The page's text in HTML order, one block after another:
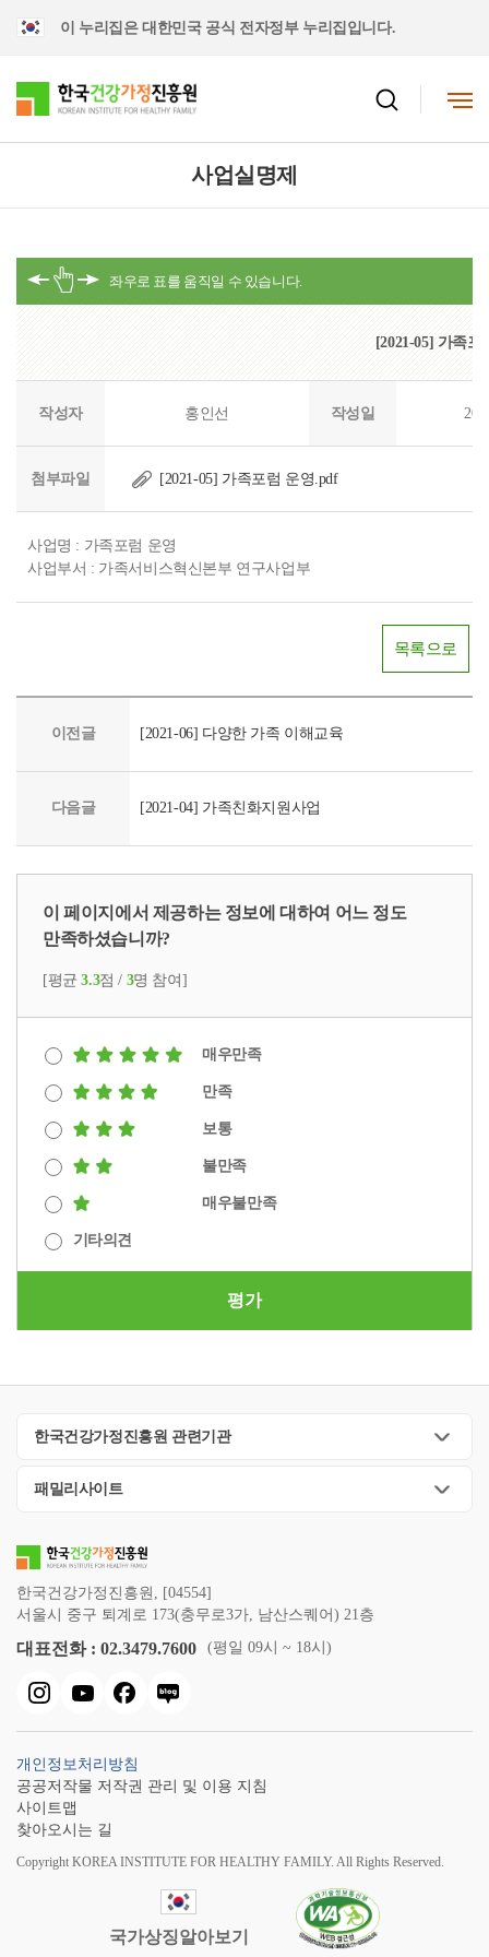
이 누리집은 대한민국 공식 전자정부 누리집입니다.
사업실명제
[2021-05] 가족포
작성자 홍인선 작성일
첨부파일 [2021-05] 가족포럼 운영.pdf
사업명 : 가족포럼 운영
사업부서 : 가족서비스혁신본부 연구사업부
목록으로
이전글 [2021-06] 다양한 가족 이해교육
다음글 [2021-04] 가족친화지원사업
이 페이지에서 제공하는 정보에 대하여 어느 정도
만족하셨습니까?
[평균3.3점 / 3명 참여]
매우만족
만족
보통
불만족
매우불만족
기타의견
평가
한국건강가정진흥원 관련기관
패밀리사이트
한국건강가정진흥원, [04554]
서울시 중구 퇴계로 173(충무로3가, 남산스퀘어) 21층
대표전화 : 02.3479.7600 (평일 09시 ~ 18시)
개인정보처리방침
공공저작물 저작권 관리 및 이용 지침
사이트맵
찾아오시는 길
Copyright KOREA INSTITUTE FOR HEALTHY FAMILY. All Rights Reserved.
국가상징알아보기